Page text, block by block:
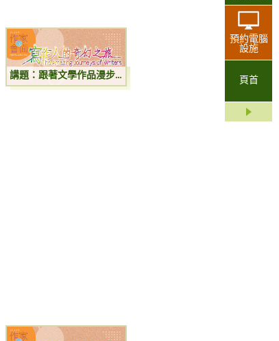
預約電腦
設施
頁首
講題：跟著文學作品漫步香港